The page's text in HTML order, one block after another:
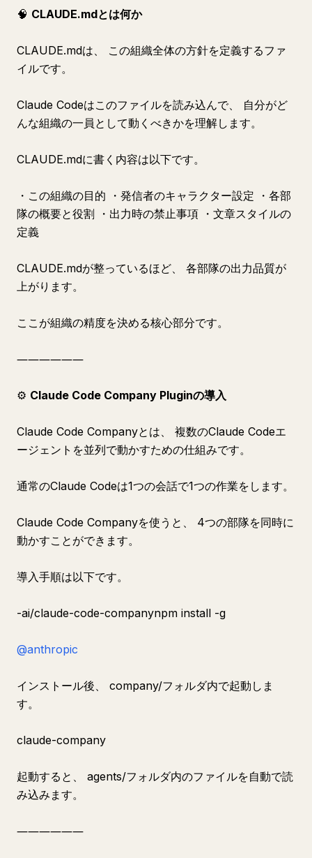
🧠 CLAUDE.mdとは何か
CLAUDE.mdは、 この組織全体の方針を定義するファ
イルです。
Claude Codeはこのファイルを読み込んで、 自分がど
んな組織の一員として動くべきかを理解します。
CLAUDE.mdに書く内容は以下です。
・この組織の目的 ・発信者のキャラクター設定 ・各部
隊の概要と役割 ・出力時の禁止事項 ・文章スタイルの
定義
CLAUDE.mdが整っているほど、 各部隊の出力品質が
上がります。
ここが組織の精度を決める核心部分です。
――――――
⚙️ Claude Code Company Pluginの導入
Claude Code Companyとは、 複数のClaude Codeエ
ージェントを並列で動かすための仕組みです。
通常のClaude Codeは1つの会話で1つの作業をします。
Claude Code Companyを使うと、 4つの部隊を同時に
動かすことができます。
導入手順は以下です。
-ai/claude-code-companynpm install -g
@anthropic
インストール後、 company/フォルダ内で起動しま
す。
claude-company
起動すると、 agents/フォルダ内のファイルを自動で読
み込みます。
――――――